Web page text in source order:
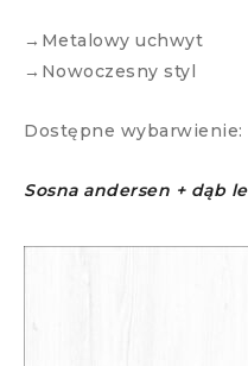
→Metalowy uchwyt
→Nowoczesny styl
Dostępne wybarwienie:
Sosna andersen + dąb